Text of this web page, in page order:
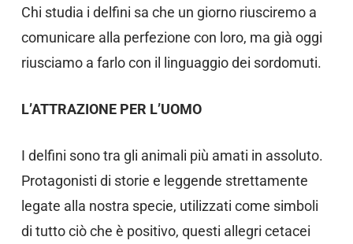
Chi studia i delfini sa che un giorno riusciremo a
comunicare alla perfezione con loro, ma già oggi
riusciamo a farlo con il linguaggio dei sordomuti.
L’ATTRAZIONE PER L’UOMO
I delfini sono tra gli animali più amati in assoluto.
Protagonisti di storie e leggende strettamente
legate alla nostra specie, utilizzati come simboli
di tutto ciò che è positivo, questi allegri cetacei